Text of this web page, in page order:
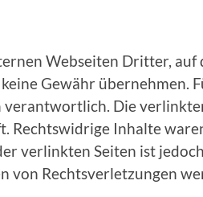
Webseiten Dritter,
Gewähr übernehmen.
Die
Rechtswidrige Inhalte
verlinkten Seiten ist
von Rechtsverletzungen